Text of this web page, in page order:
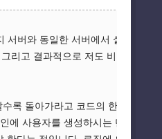
버와 동일한 서버에서 실행되어
리고 결과적으로 저도 비슷한 작업
록 돌아가라고 코드의 한 라인, 한
에 사용자를 생성하시는 단계부터